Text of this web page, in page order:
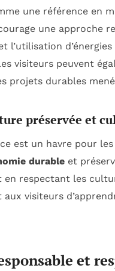
une référence en
une approche
l’utilisation
visiteurs peuvent
projets durables
préservée et
est un havre pour
durable et
respectant les
visiteurs
et